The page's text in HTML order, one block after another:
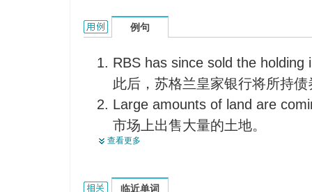
come onto the market的用法和样例：
例句
RBS has since sold the holding
此后，苏格兰皇家银行将所持
Large amounts of land are
市场上出售大量的土地。
A new type of car is on the
The glut of apples sent the
查看更多
come onto the market的相关资料：
临近单词